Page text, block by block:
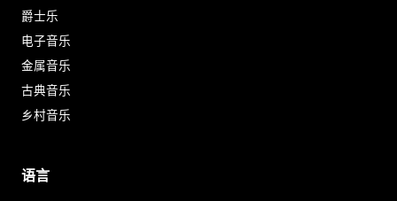
爵士乐
电子音乐
金属音乐
古典音乐
乡村音乐
语言